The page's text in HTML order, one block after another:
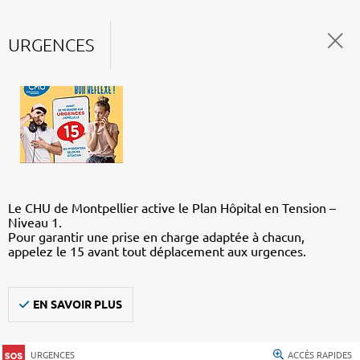
URGENCES
Le CHU de Montpellier active le Plan Hôpital en Tension –
Niveau 1.
Pour garantir une prise en charge adaptée à chacun,
appelez le 15 avant tout déplacement aux urgences.
EN SAVOIR PLUS
URGENCES ACCÈS RAPIDES